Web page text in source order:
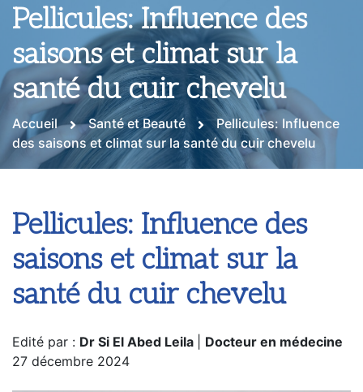
Pellicules: Influence des
saisons et climat sur la
santé du cuir chevelu
Accueil Santé et Beauté
Pellicules: Influence
des saisons et climat sur la santé du cuir chevelu
Pellicules: Influence des
saisons et climat sur la
santé du cuir chevelu
Edité par : Dr Si El Abed Leila
Docteur en médecine
27 décembre 2024